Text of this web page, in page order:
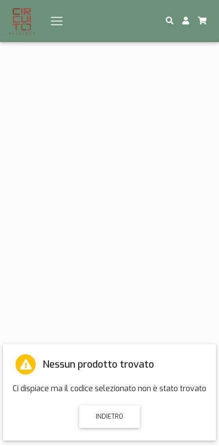
Nessun prodotto trovato
Ci dispiace ma il codice selezionato non è stato trovato
INDIETRO